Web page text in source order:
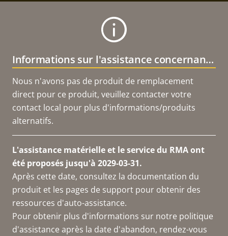
Informations sur l'assistance concernant le produit
Nous n'avons pas de produit de remplacement
direct pour ce produit, veuillez contacter votre
contact local pour plus d'informations/produits
alternatifs.
L'assistance matérielle et le service du RMA ont
été proposés jusqu'à 2029-03-31.
Après cette date, consultez la documentation du
produit et les pages de support pour obtenir des
ressources d'auto-assistance.
Pour obtenir plus d'informations sur notre politique
d'assistance après la date d'abandon, rendez-vous